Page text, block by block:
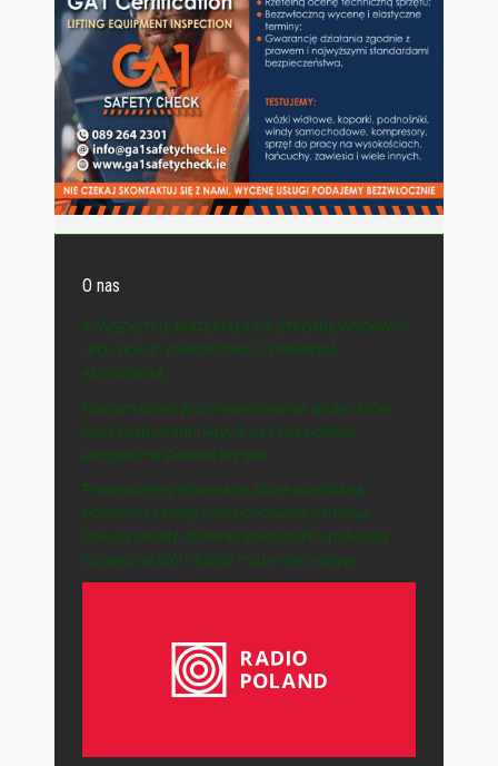
O nas
© WSZYSTKIE MATERIAŁY NA STRONIE WYDAWCY
„POLSKA-IE” CHRONIONE SĄ PRAWEM
AUTORSKIM.
Naszym celem jest prezentowanie spraw, które
mają bezpośredni wpływ na życie polskiej
emigracji na Zielonej Wyspie.
Prezentujemy informacje, które przybliżają
polityczne zasady funkcjonowania państwa,
opisują zasady działania gospodarki i pokazują
sprawy, na które każdy może mieć wpływ.